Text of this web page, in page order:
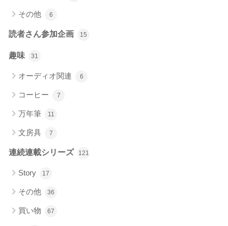
その他 6
読者さん参加企画 15
趣味 31
オーディオ関連 6
コーヒー 7
万年筆 11
文房具 7
連続連載シリーズ 121
Story 17
その他 36
買い物 67